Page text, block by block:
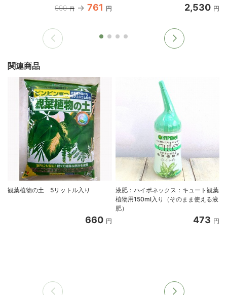
990 円 761 円 2,530 円
関連商品
観葉植物の土 5リットル入り
660 円
液肥：ハイポネックス：キュート観葉
植物用150ml入り（そのまま使える液
肥）
473 円